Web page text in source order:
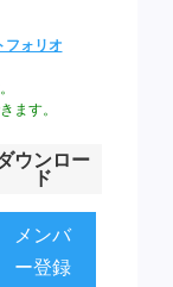
フォリオ
ます。
ウンロー
ド
メンバ
ー登録